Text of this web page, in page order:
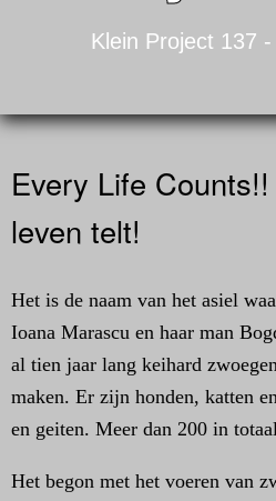
Klein Project 137
Every Life
leven telt!
Het is de naam van het asiel
Ioana Marascu en haar man
al tien jaar lang keihard
maken. Er zijn honden, katten
en geiten. Meer dan 200 in
Het begon met het voeren van